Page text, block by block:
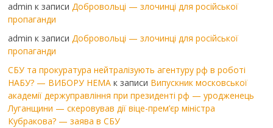
admin к записиДобровольці — злочинці для російської
пропаганди
admin к записиДобровольці — злочинці для російської
пропаганди
СБУ та прокуратура нейтралізують агентуру рф в роботі
НАБУ? — ВИБОРУ НЕМА к записи Випускник московської
академії держуправління при президенті рф — уродженець
Луганщини — скеровував дії віце-прем’єр міністра
Кубракова? — заява в СБУ